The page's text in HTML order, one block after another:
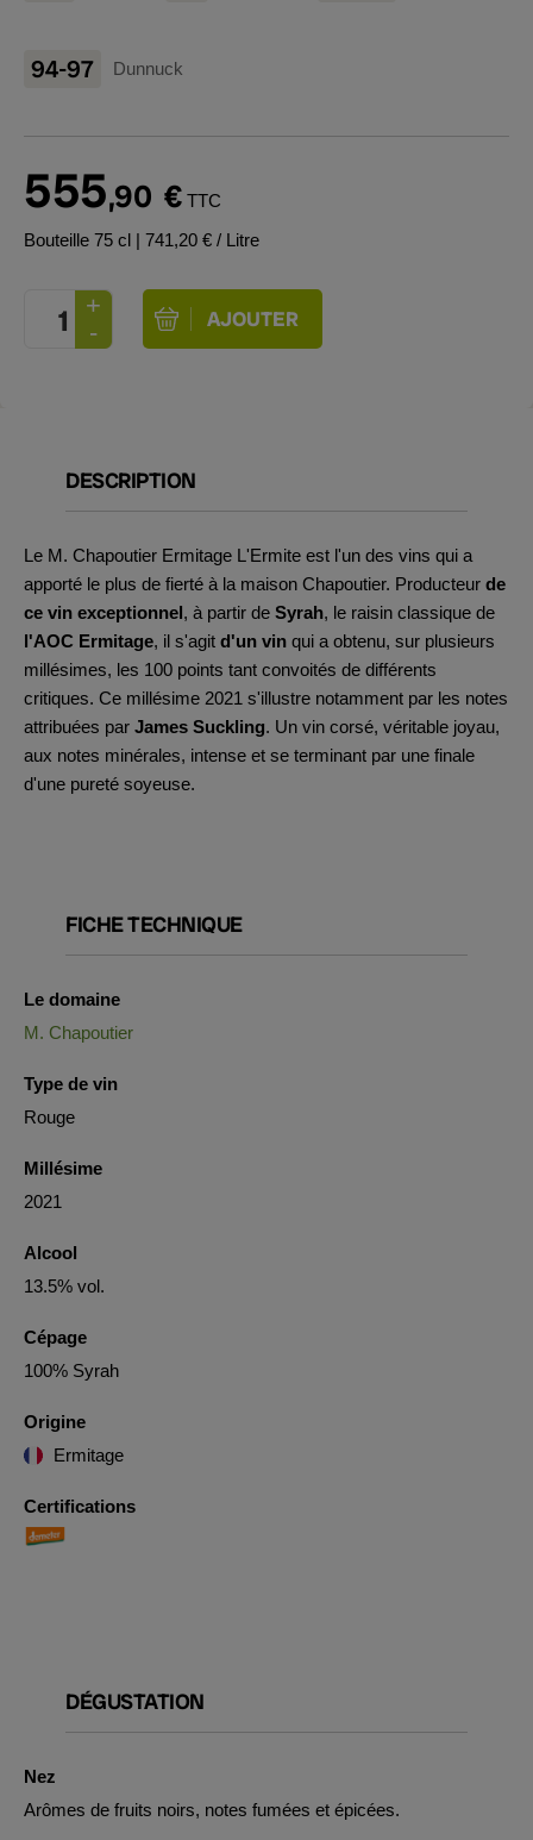
94-97 Dunnuck
555,90 € TTC
Bouteille 75 cl | 741,20 € / Litre
DESCRIPTION
Le M. Chapoutier Ermitage L'Ermite est l'un des vins qui a
apporté le plus de fierté à la maison Chapoutier. Producteur de
ce vin exceptionnel, à partir de Syrah, le raisin classique de
l'AOC Ermitage, il s'agit d'un vin qui a obtenu, sur plusieurs
millésimes, les 100 points tant convoités de différents
critiques. Ce millésime 2021 s'illustre notamment par les notes
attribuées par James Suckling. Un vin corsé, véritable joyau,
aux notes minérales, intense et se terminant par une finale
d'une pureté soyeuse.
FICHE TECHNIQUE
Le domaine
M. Chapoutier
Type de vin
Rouge
Millésime
2021
Alcool
13.5% vol.
Cépage
100% Syrah
Origine
Ermitage
Certifications
DÉGUSTATION
Nez
Arômes de fruits noirs, notes fumées et épicées.